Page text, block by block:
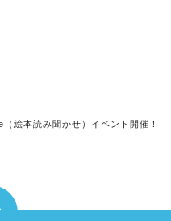
絵本読み聞かせ）イベント開催！